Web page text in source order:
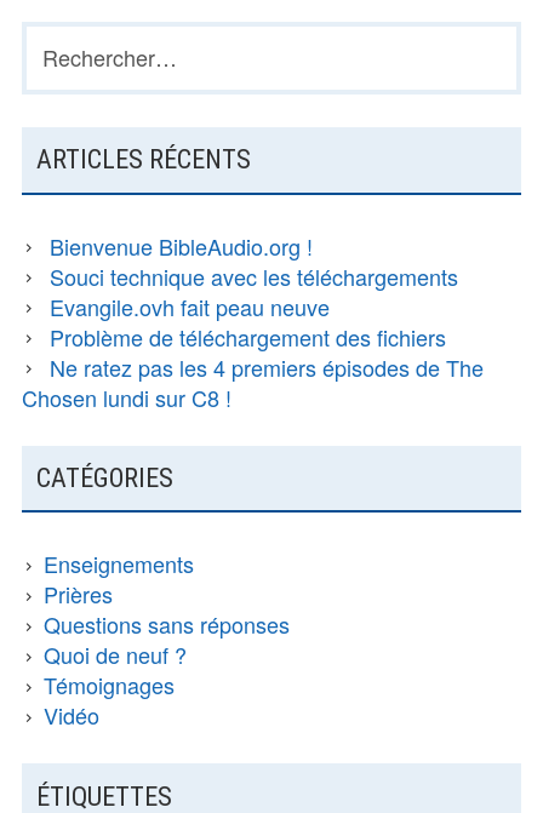
LATÉRALE
PRINCIPALE
Rechercher :
ARTICLES RÉCENTS
Bienvenue BibleAudio.org !
Souci technique avec les téléchargements
Evangile.ovh fait peau neuve
Problème de téléchargement des fichiers
Ne ratez pas les 4 premiers épisodes de The
Chosen lundi sur C8 !
CATÉGORIES
Enseignements
Prières
Questions sans réponses
Quoi de neuf ?
Témoignages
Vidéo
ÉTIQUETTES